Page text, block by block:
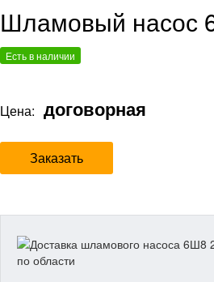
Шламовый насос
Есть в наличии
Цена: договорная
Заказать